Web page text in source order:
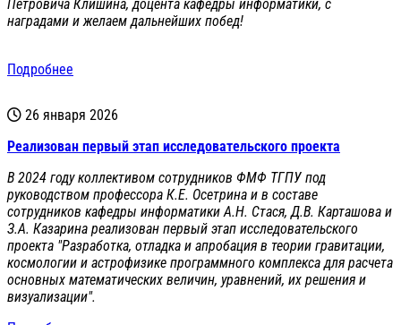
Петровича Клишина, доцента кафедры информатики, с
наградами и желаем дальнейших побед!
Подробнее
26 января 2026
Реализован первый этап исследовательского проекта
В 2024 году коллективом сотрудников ФМФ ТГПУ под
руководством профессора К.Е. Осетрина и в составе
сотрудников кафедры информатики А.Н. Стася, Д.В. Карташова и
З.А. Казарина реализован первый этап исследовательского
проекта "Разработка, отладка и апробация в теории гравитации,
космологии и астрофизике программного комплекса для расчета
основных математических величин, уравнений, их решения и
визуализации".